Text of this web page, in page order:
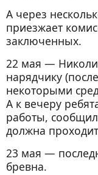
А через
приезжает
заключенных.
22 мая —
нарядчику
некоторыми
А к вечеру
работы,
должна
23 мая —
бревна.